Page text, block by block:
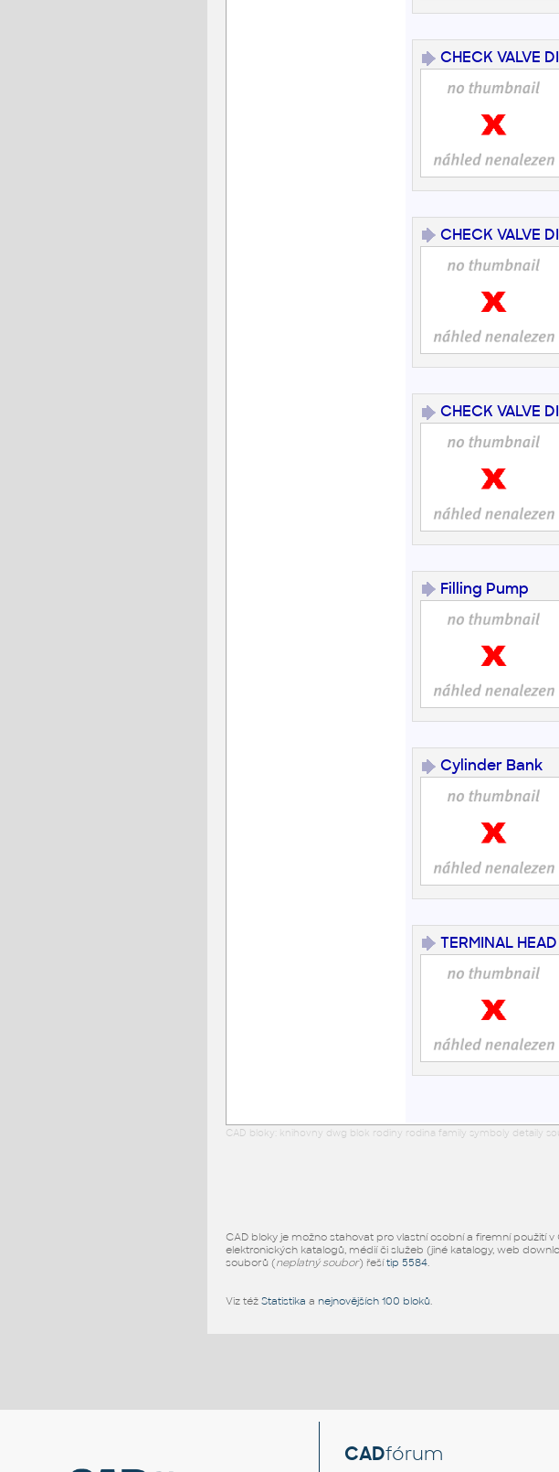
CHECK VALVE
CHECK VALVE
CHECK VALVE
Filling Pump
Cylinder Bank
TERMINAL HEAD
CAD bloky: knihovny dwg blok rodiny rodina family symboly detaily
CAD bloky je možno stahovat pro vlastní osobní a firemní použití
elektronických katalogů, médií či služeb (jiné katalogy, web
souborů (neplatný soubor) řešítip 5584.
Viz též Statistika a nejnovějších 100 bloků.
CADfórum